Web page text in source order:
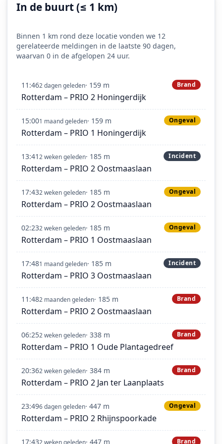
In de buurt (≤ 1 km)
Binnen 1 km rond deze locatie vonden we 12
gerelateerde meldingen in de laatste 90 dagen,
waarvan 0 in de afgelopen 24 uur.
11:462 dagen geleden· 159 m Brand
Rotterdam – PRIO 2 Honingerdijk
15:001 maand geleden· 159 m Ongeval
Rotterdam – PRIO 1 Honingerdijk
13:412 weken geleden· 185 m Incident
Rotterdam – PRIO 2 Oostmaaslaan
17:432 weken geleden· 185 m Ongeval
Rotterdam – PRIO 2 Oostmaaslaan
02:232 weken geleden· 185 m Ongeval
Rotterdam – PRIO 1 Oostmaaslaan
17:481 maand geleden· 185 m Incident
Rotterdam – PRIO 3 Oostmaaslaan
11:482 maanden geleden· 185 m Brand
Rotterdam – PRIO 2 Oostmaaslaan
06:252 weken geleden· 338 m Brand
Rotterdam – PRIO 1 Oude Plantagedreef
20:362 weken geleden· 384 m Brand
Rotterdam – PRIO 2 Jan ter Laanplaats
23:496 dagen geleden· 447 m Ongeval
Rotterdam – PRIO 2 Rhijnspoorkade
17:432 weken geleden· 447 m Brand